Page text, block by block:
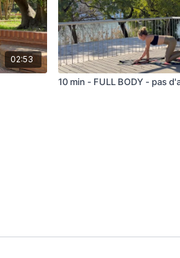
02:53
10 min - FULL BODY - pas